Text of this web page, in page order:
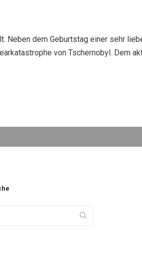
Neben dem Geburtstag einer sehr
von Tschernobyl. Dem